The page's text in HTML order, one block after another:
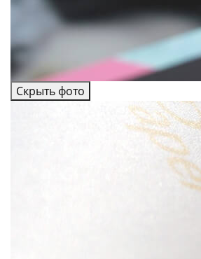
Скрыть фото